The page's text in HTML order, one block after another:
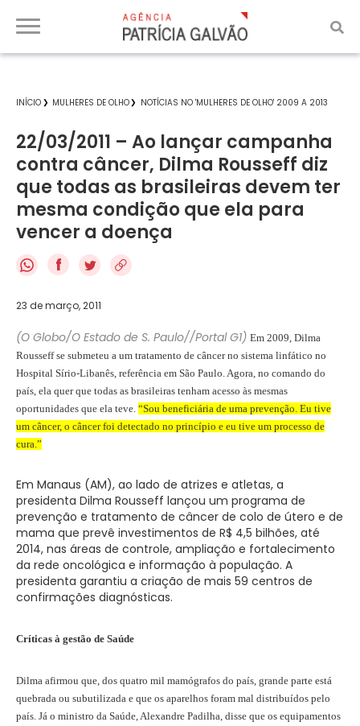
INÍCIO MULHERES DE OLHO NOTÍCIAS NO 'MULHERES DE OLHO' 2009 A 2013
22/03/2011 – Ao lançar campanha
contra câncer, Dilma Rousseff diz
que todas as brasileiras devem ter
mesma condição que ela para
vencer a doença
f
23 de março, 2011
(O Globo/O Estado de S. Paulo//Portal G1) Em 2009, Dilma
Rousseff se submeteu a um tratamento de câncer no sistema linfático no
Hospital Sírio-Libanês, referência em São Paulo. Agora, no comando do
país, ela quer que todas as brasileiras tenham acesso às mesmas
oportunidades que ela teve. “Sou beneficiária de uma prevenção. Eu tive
um câncer, o câncer foi detectado no princípio e eu tive um processo de
cura.”
Em Manaus (AM), ao lado de atrizes e atletas, a
presidenta Dilma Rousseff lançou um programa de
prevenção e tratamento de câncer de colo de útero e de
mama que prevê investimentos de R$ 4,5 bilhões, até
2014, nas áreas de controle, ampliação e fortalecimento
da rede oncológica e informação à população. A
presidenta garantiu a criação de mais 59 centros de
confirmações diagnósticas.
Críticas à gestão de Saúde
Dilma afirmou que, dos quatro mil mamógrafos do país, grande parte está
quebrada ou subutilizada e que os aparelhos foram mal distribuídos pelo
país. Já o ministro da Saúde, Alexandre Padilha, disse que os equipamentos